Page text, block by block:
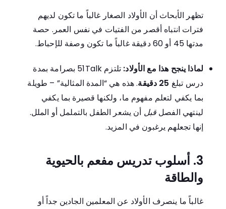
تظهر الأبحاث أن الأولاد الصغار غالباً ما تكون لديهم
فترات انتباه أقصر من الفتيات في نفس العمر. حصة
مدتها 45 أو 60 دقيقة غالباً ما تكون وصفة للإحباط.
لماذا ينجح هذا مع الأولاد:
تلتزم 51Talk بصرامة بمدة
درس تبلغ 25 دقيقة
. هذه هي “المدة المثالية” – طويلة
بما يكفي لتعلم مفهوم ما، ولكنها قصيرة بما يكفي
لينتهي الفصل قبل أن يشعر الطفل بالتململ أو الملل.
إنها تجعلهم يرغبون في المزيد.
3. أسلوب تدريس مفعم بالحيوية
والطاقة
غالباً ما ينصرف الأولاد عن المعلمين الجادين جداً أو